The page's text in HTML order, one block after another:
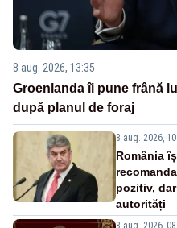
8 aug. 2026, 13:35
Groenlanda îi pune frână
după planul de foraj
8 aug. 2026,
România
pozitiv,
autorități
8 aug. 2026,